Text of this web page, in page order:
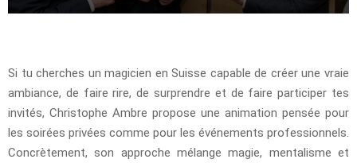
Si tu cherches un magicien en Suisse capable de créer une vraie
ambiance, de faire rire, de surprendre et de faire participer tes
invités, Christophe Ambre propose une animation pensée pour
les soirées privées comme pour les événements professionnels.
Concrètement, son approche mélange magie, mentalisme et